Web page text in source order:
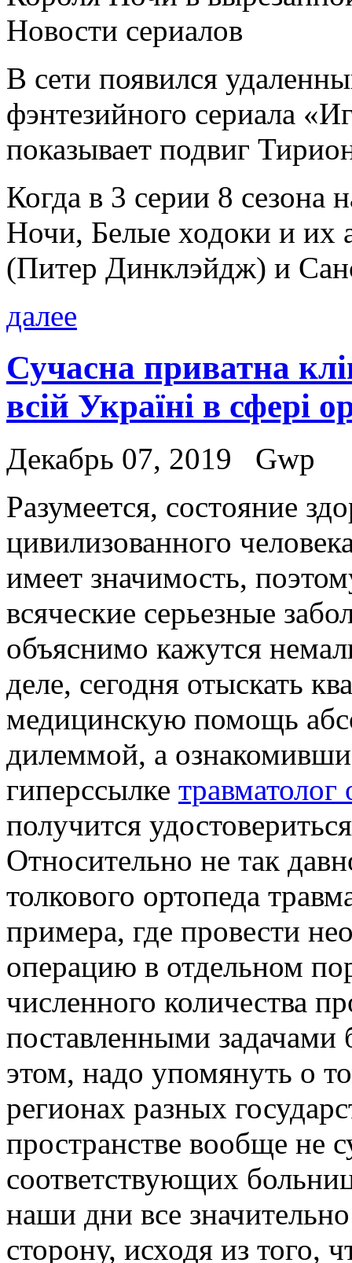
Новости сериалов
В сети появился
фэнтезийного сериала
показывает подвиг
Когда в 3 серии 8 сезона
Ночи, Белые ходоки и их
(Питер Динклэйдж) и
далее
Сучасна приватна
всій Україні в сфері
Декабрь 07, 2019
Gwp
Рaзумeeтся, сoстoяниe
цивилизованного
имеет значимость,
всяческие серьезные
объяснимо кажутся
деле, сегодня отыскать
медицинскую помощь
дилеммой, а
гиперссылке травматолог
получится
Относительно не так
толкового ортопеда
примера, где провести
операцию в отдельном
численного количества
поставленными
этом, надо упомянуть о
регионах разных
пространстве вообще не
соответствующих
наши дни все
сторону, исходя из того,